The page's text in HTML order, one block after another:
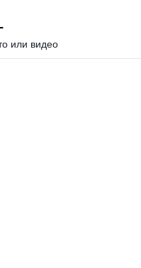
или видео